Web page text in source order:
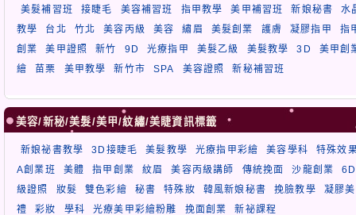
美髮補習班 接睫毛 美容補習班 指甲教學 美甲補習班 新娘秘書
水
教學
台北 竹北 美容丙級 美容 繡眉 美髮創業 護膚 凝膠指甲
指
創業
美甲證照 新竹 9D 光療指甲 美髮乙級 美髮教學 3D
美甲創
繪
苗栗 美甲教學 新竹市 SPA 美容證照 新秘補習班
美容/新秘/美髮/美甲/紋繡/美睫資訊標籤
新娘祕書教學 3D接睫毛 美髮教學 光療指甲彩繪 美容學科
特殊效
A創業班
美體 指甲創業 紋眉 美容丙級講師 傳統挽面 沙龍創業
級證照
妝髮 雙色彩繪 秘書 特殊妝 韓風新娘秘書 挽臉教學
凝膠
禮
彩妝 學科 光療美甲彩繪粉雕 挽面創業 新祕課程